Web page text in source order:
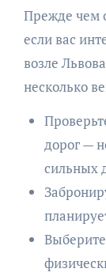
Прежде чем
если вас
возле
несколько
дорог —
сильных